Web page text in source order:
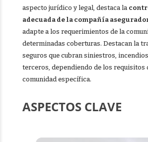
aspecto jurídico y legal, destaca la
adecuada de la compañía
adapte a los requerimientos de la
determinadas coberturas. Destacan la
seguros que cubran siniestros,
terceros, dependiendo de los requisitos
comunidad específica.
ASPECTOS CLAVE